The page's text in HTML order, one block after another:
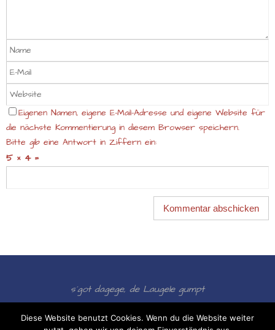
Eigenen Namen, eigene E-Mail-Adresse und eigene Website für
die nächste Kommentierung in diesem Browser speichern.
Bitte gib eine Antwort in Ziffern ein:
5 × 4 =
s´got dagege, de Laugele gumpt
Präsentiert vonNirvana& WordPress.
Diese Website benutzt Cookies. Wenn du die Website weiter